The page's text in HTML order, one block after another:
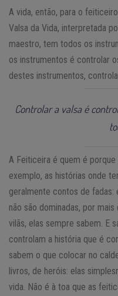
A vida, então, para o
Valsa da Vida, interpretada
maestro, tem todos os
os instrumentos é controlar
destes instrumentos,
Controlar a valsa é
A Feiticeira é quem é porque
exemplo, as histórias onde
geralmente contos de fadas:
não são dominadas, por
vilãs, elas sempre sabem. E
controlam a história que é
sabem o que colocar no
livros, de heróis: elas
vida. Não é à toa que as